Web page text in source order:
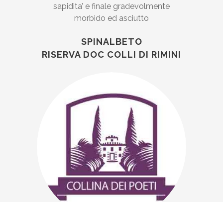
sapidita’ e finale gradevolmente
morbido ed asciutto
SPINALBETO
RISERVA DOC COLLI DI RIMINI